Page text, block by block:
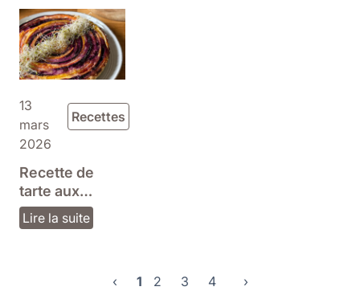
13
mars
2026
Recettes
Recette de
tarte aux
carottes
maison
Lire la suite
‹ 1 2 3 4 ›